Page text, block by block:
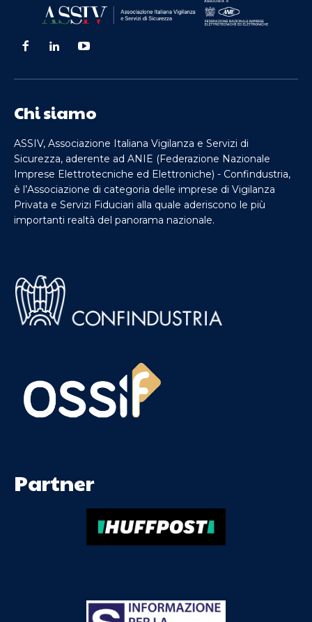
Chi siamo
ASSIV, Associazione Italiana Vigilanza e Servizi di
Sicurezza, aderente ad ANIE (Federazione Nazionale
Imprese Elettrotecniche ed Elettroniche) - Confindustria,
è l’Associazione di categoria delle imprese di Vigilanza
Privata e Servizi Fiduciari alla quale aderiscono le più
importanti realtà del panorama nazionale.
Partner